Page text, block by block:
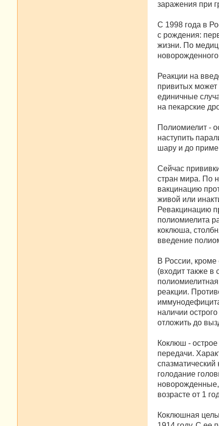
заражения при
С 1998 года в
с рождения:
жизни. По
Реакции на
привитых может
единичные
на пекарские
Полиомиелит -
наступить
шару и до
Сейчас
стран мира. По
вакцинацию
живой или
Ревакцинацию
полиомиелита
коклюша,
введение
В России,
(входит также в
реакции.
наличии
отложить до
Коклюш -
передачи.
спазматический
голодание
возрасте от 1
Коклюшная